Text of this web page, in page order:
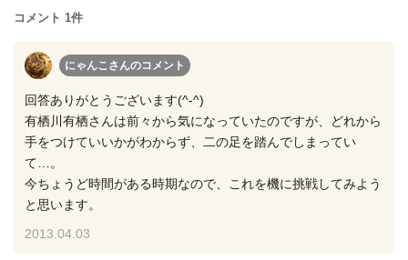
コメント 1件
にゃんこさんのコメント
回答ありがとうございます(^-^)
有栖川有栖さんは前々から気になっていたのですが、どれから
手をつけていいかがわからず、二の足を踏んでしまってい
て…。
今ちょうど時間がある時期なので、これを機に挑戦してみよう
と思います。
2013.04.03